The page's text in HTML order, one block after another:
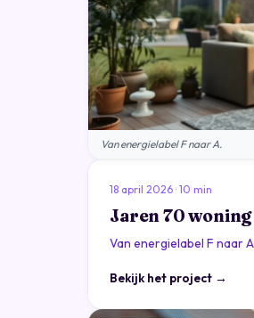
Van energielabel F naar A.
18 april 2026 · 10 min
Jaren 70
Van energielabel F naar
Bekijk het project →